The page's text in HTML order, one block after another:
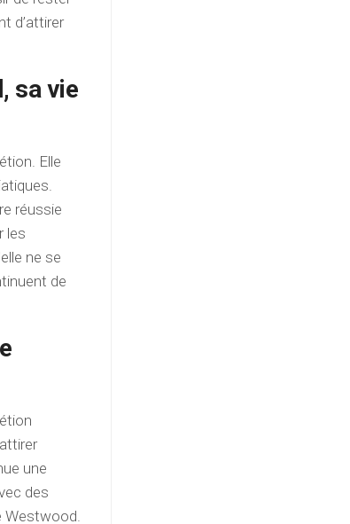
d’attirer
sa vie
Elle
réussie
les
ne se
de
une
des
Westwood.